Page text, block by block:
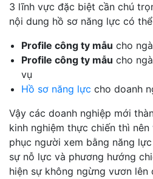
3 lĩnh vực đặc biệt cần chú
nội dung hồ sơ năng lực có
Profile công ty mẫu cho
Profile công ty mẫu cho
vụ
Hồ sơ năng lực cho doanh
Vậy các doanh nghiệp mới
kinh nghiệm thực chiến thì
phục người xem bằng năng
sự nỗ lực và phương hướng
hiện sự không ngừng vươn